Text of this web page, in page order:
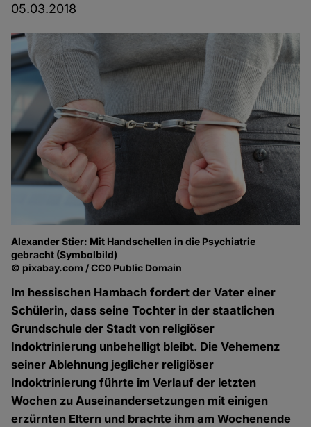
05.03.2018
Alexander Stier: Mit Handschellen in die Psychiatrie
gebracht (Symbolbild)
© pixabay.com / CC0 Public Domain
Im hessischen Hambach fordert der Vater einer
Schülerin, dass seine Tochter in der staatlichen
Grundschule der Stadt von religiöser
Indoktrinierung unbehelligt bleibt. Die Vehemenz
seiner Ablehnung jeglicher religiöser
Indoktrinierung führte im Verlauf der letzten
Wochen zu Auseinandersetzungen mit einigen
erzürnten Eltern und brachte ihm am Wochenende